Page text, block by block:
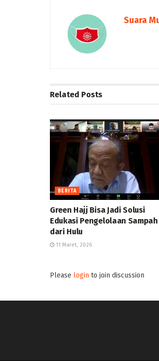
Suara
Related Posts
BERITA
Green Hajj Bisa Jadi Solusi
Edukasi Pengelolaan Sampah
dari Hulu
11 Maret, 2026
Please login to join discussion